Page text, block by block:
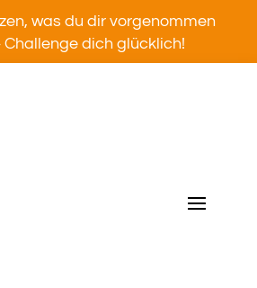
was du dir vorgenommen
Challenge dich glücklich!